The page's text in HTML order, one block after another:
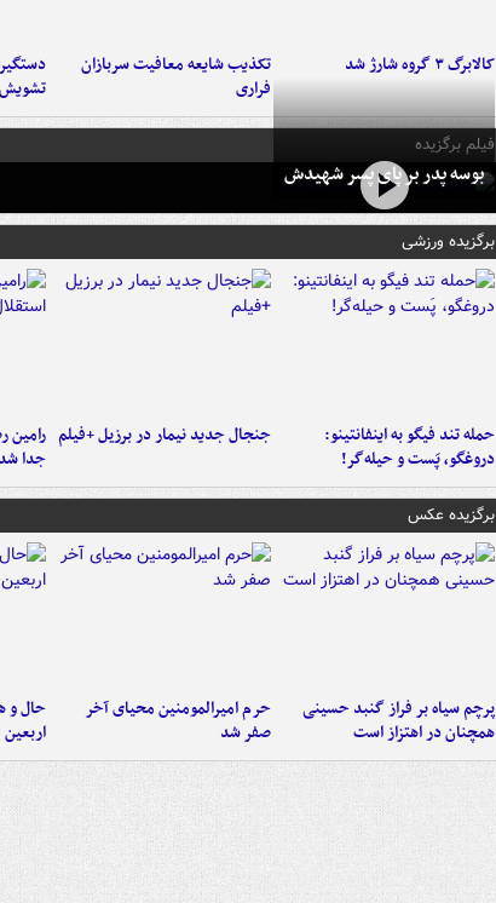
کالابرگ ۳ گروه شارژ شد
تکذیب شایعه معافیت سربازان
فراری
فیلم برگزیده
بوسه‌ پدر بر پای پسر شهیدش
برگزیده ورزشی
حمله تند فیگو به اینفانتینو:
دروغگو، پَست‌ و حیله‌گر!
جنجال جدید نیمار در برزیل +فیلم رامین
جدا شد
برگزیده عکس
پرچم سیاه بر فراز گنبد حسینی
همچنان در اهتزاز است
حرم امیرالمومنین محیای آخر
صفر شد
حال و
اربعین